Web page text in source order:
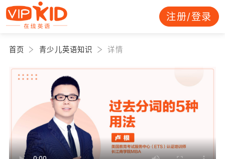
注册/登录
首页 青少儿英语知识 详情